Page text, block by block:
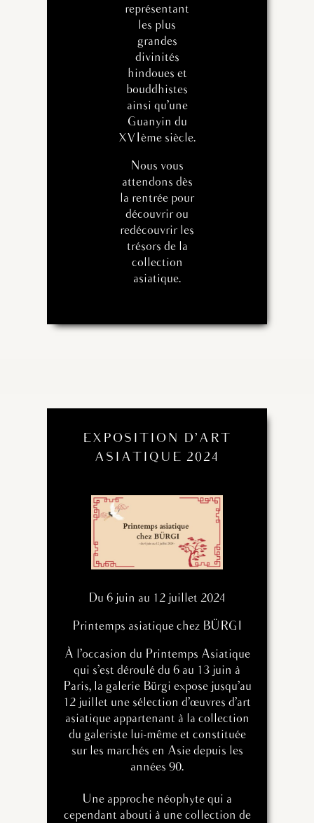
représentant
les plus
grandes
divinités
hindoues et
bouddhistes
ainsi qu’une
Guanyin du
XVIème siècle.
Nous vous
attendons dès
la rentrée pour
découvrir ou
redécouvrir les
trésors de la
collection
asiatique.
EXPOSITION D’ART
ASIATIQUE 2024
Du 6 juin au 12 juillet 2024
Printemps asiatique chez BÜRGI
À l’occasion du Printemps Asiatique
qui s’est déroulé du 6 au 13 juin à
Paris, la galerie Bürgi expose jusqu’au
12 juillet une sélection d’œuvres d’art
asiatique appartenant à la collection
du galeriste lui-même et constituée
sur les marchés en Asie depuis les
années 90.
Une approche néophyte qui a
cependant abouti à une collection de